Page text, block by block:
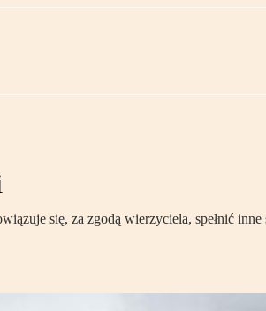
się, za zgodą wierzyciela, spełnić